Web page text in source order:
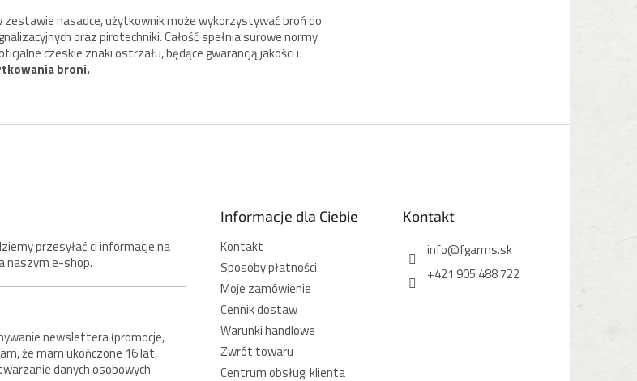
zestawie nasadce, użytkownik może wykorzystywać broń do
oraz pirotechniki. Całość spełnia surowe normy
czeskie znaki ostrzału, będące gwarancją jakości i
broni.
przesyłać ci informacje na
naszym e-shop.
newslettera (promocje,
że mam ukończone 16 lat,
danych osobowych
Informacje dla Ciebie
Kontakt
Sposoby płatności
Moje zamówienie
Cennik dostaw
Warunki handlowe
Zwrót towaru
Centrum obsługi klienta
Kontakt
info@fgarms.sk
+421 905 488 722